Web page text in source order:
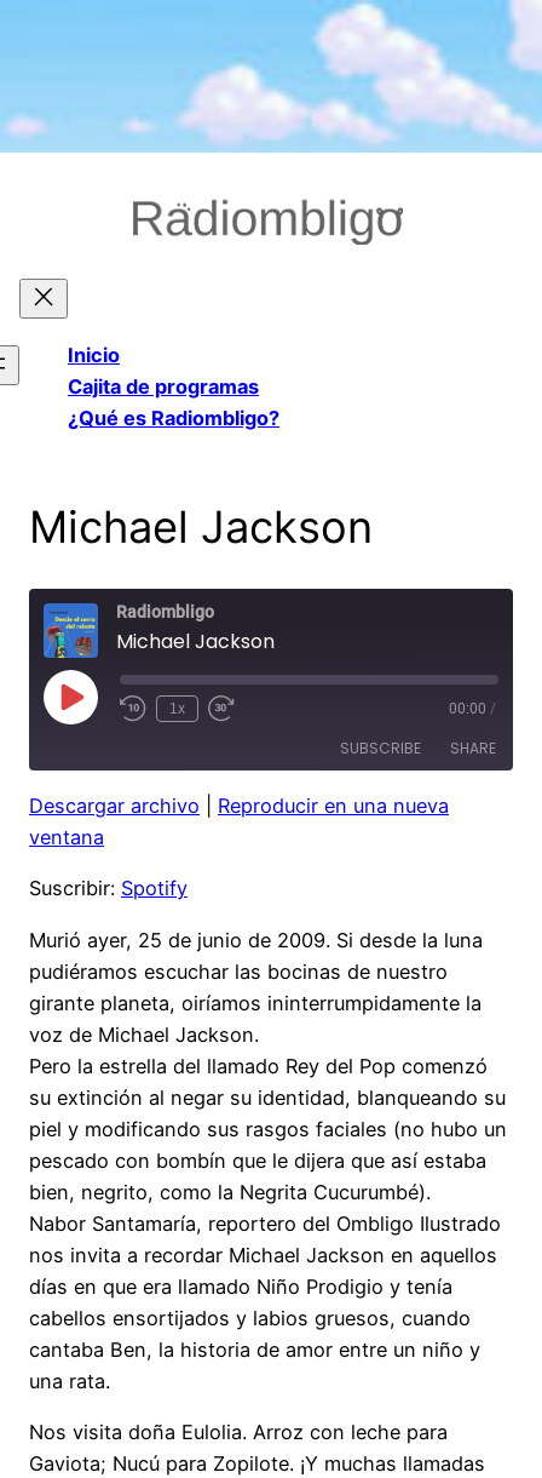
Inicio
Cajita de programas
¿Qué es Radiombligo?
Michael Jackson
Radiombligo
Michael Jackson
Play
Episode Rewind
1x
Fast
seconds
00:00 /
SUBSCRIBE SHARE
Spotify
SHARE
Descargar archivo
Reproducir en una nueva
ventana
Suscribir: Spotify
Murió ayer, 25 de junio de 2009. Si desde la luna
pudiéramos escuchar las bocinas de nuestro
girante planeta, oiríamos ininterrumpidamente la
voz de Michael Jackson.
Pero la estrella del llamado Rey del Pop comenzó
su extinción al negar su identidad, blanqueando su
piel y modificando sus rasgos faciales (no hubo un
pescado con bombín que le dijera que así estaba
bien, negrito, como la Negrita Cucurumbé).
Nabor Santamaría, reportero del Ombligo Ilustrado
nos invita a recordar Michael Jackson en aquellos
días en que era llamado Niño Prodigio y tenía
cabellos ensortijados y labios gruesos, cuando
cantaba Ben, la historia de amor entre un niño y
una rata.
Nos visita doña Eulolia. Arroz con leche para
Gaviota; Nucú para Zopilote. ¡Y muchas llamadas